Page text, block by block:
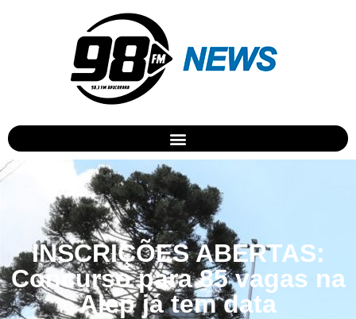
INSCRIÇÕES ABERTAS:
Concurso para 85 vagas na
Alep já tem data